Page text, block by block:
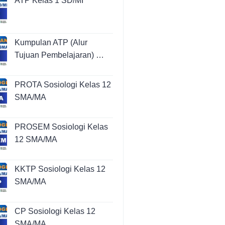
Kumpulan ATP (Alur
Tujuan Pembelajaran) …
PROTA Sosiologi Kelas 12
SMA/MA
PROSEM Sosiologi Kelas
12 SMA/MA
KKTP Sosiologi Kelas 12
SMA/MA
CP Sosiologi Kelas 12